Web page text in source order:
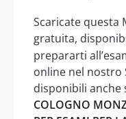
Scaricate questa
gratuita,
prepararti
online nel nostro
disponibili
COLOGNO